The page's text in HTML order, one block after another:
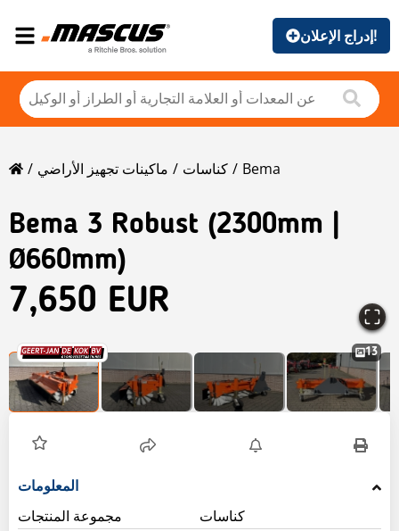
إدراج الإعلان!
ماكينات تجهيز الأراضي كناسات Bema
Bema 3 Robust (2300mm |
Ø660mm)
7,650 EUR
13
مجموعة المنتجات
كناسات